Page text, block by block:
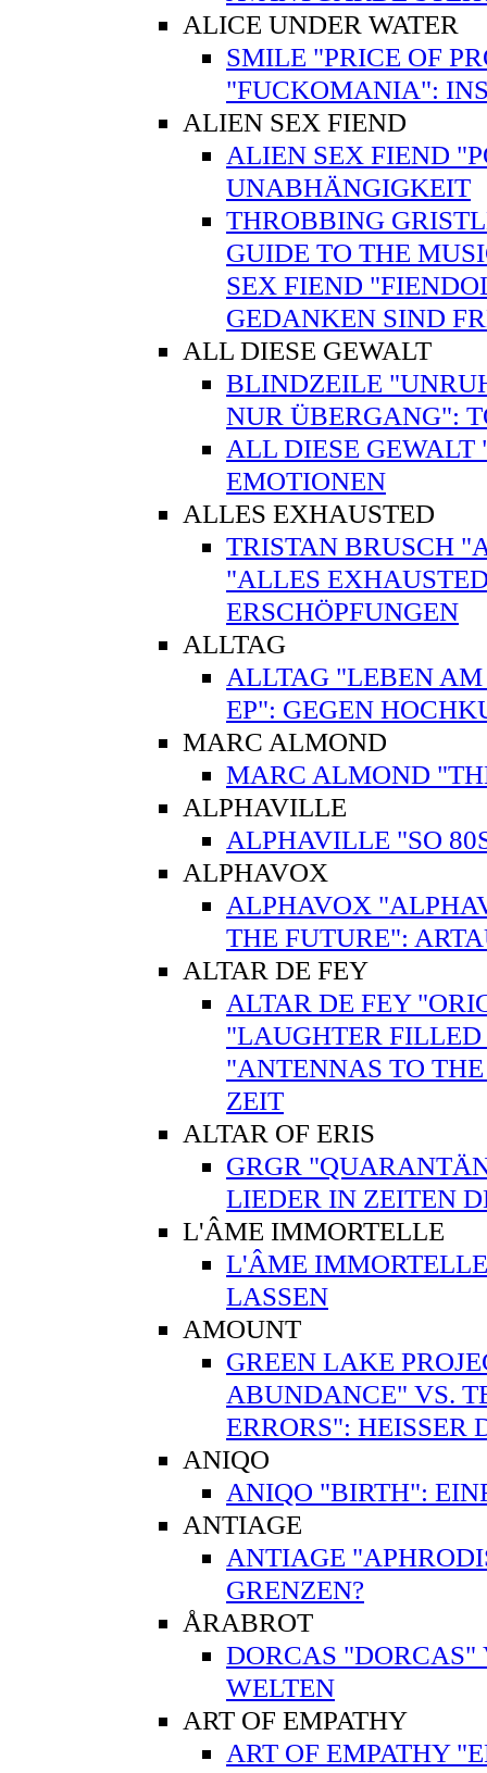
ALICE UNDER WATER
SMILE "PRICE OF
"FUCKOMANIA":
ALIEN SEX FIEND
ALIEN SEX FIEND
UNABHÄNGIGKEIT
THROBBING
GUIDE TO THE
SEX FIEND
GEDANKEN SIND
ALL DIESE GEWALT
BLINDZEILE
NUR ÜBERGANG":
ALL DIESE
EMOTIONEN
ALLES EXHAUSTED
TRISTAN BRUSCH
"ALLES
ERSCHÖPFUNGEN
ALLTAG
ALLTAG "LEBEN AM
EP": GEGEN
MARC ALMOND
MARC ALMOND
ALPHAVILLE
ALPHAVILLE "SO
ALPHAVOX
ALPHAVOX
THE FUTURE":
ALTAR DE FEY
ALTAR DE FEY
"LAUGHTER
"ANTENNAS TO
ZEIT
ALTAR OF ERIS
GRGR
LIEDER IN ZEITEN
L'ÂME IMMORTELLE
L'ÂME
LASSEN
AMOUNT
GREEN LAKE
ABUNDANCE" VS.
ERRORS": HEISSER
ANIQO
ANIQO "BIRTH":
ANTIAGE
ANTIAGE
GRENZEN?
ÅRABROT
DORCAS
WELTEN
ART OF EMPATHY
ART OF EMPATHY